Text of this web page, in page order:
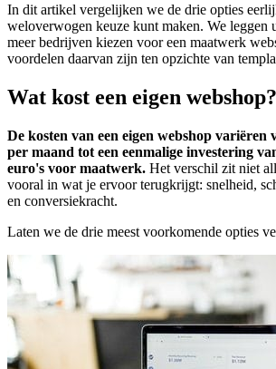
In dit artikel vergelijken we de drie opties
weloverwogen keuze kunt maken. We leggen
meer bedrijven kiezen voor een maatwerk
voordelen daarvan zijn ten opzichte van
Wat kost een eigen webshop?
De kosten van een eigen webshop variëren
per maand tot een eenmalige investering
euro's voor maatwerk. Het verschil zit niet
vooral in wat je ervoor terugkrijgt: snelheid,
en conversiekracht.
Laten we de drie meest voorkomende opties